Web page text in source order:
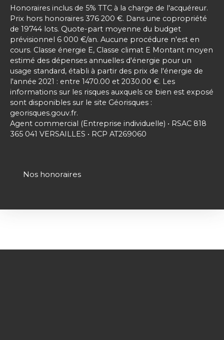
Honoraires inclus de 5% TTC à la charge de l'acquéreur.
Prix hors honoraires 376 200 €. Dans une copropriété
de 19744 lots. Quote-part moyenne du budget
prévisionnel 6 000 €/an. Aucune procédure n'est en
cours. Classe énergie E, Classe climat E Montant moyen
estimé des dépenses annuelles d'énergie pour un
usage standard, établi à partir des prix de l'énergie de
l'année 2021 : entre 1470.00 et 2030.00 €. Les
informations sur les risques auxquels ce bien est exposé
sont disponibles sur le site Géorisques :
georisques.gouv.fr.
Agent commercial (Entreprise individuelle) • RSAC 818
365 041 VERSAILLES • RCP AT269060
Nos honoraires